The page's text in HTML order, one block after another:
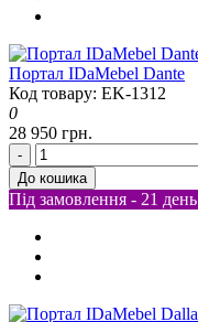
Портал IDaMebel Dante
Код товару: EK-1312
0
28 950 грн.
-
До кошика
Під замовлення - 21 день